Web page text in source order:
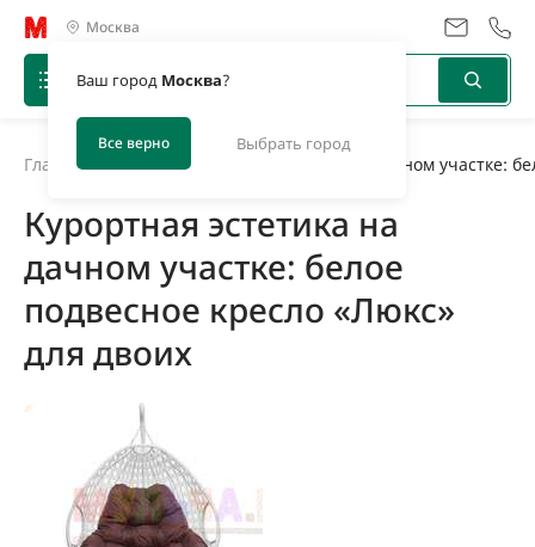
Москва
Ваш город Москва?
Все верно Выбрать город
Главная Курортная эстетика на дачном участке:
Курортная эстетика на
дачном участке: белое
подвесное кресло «Люкс»
для двоих